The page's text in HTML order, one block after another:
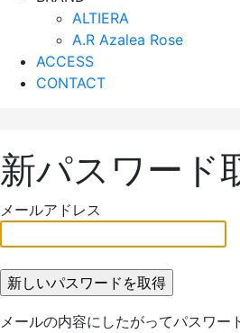
ALTIERA
A.R Azalea Rose
ACCESS
CONTACT
新パスワード
メールアドレス
メールの内容にしたがってパスワー